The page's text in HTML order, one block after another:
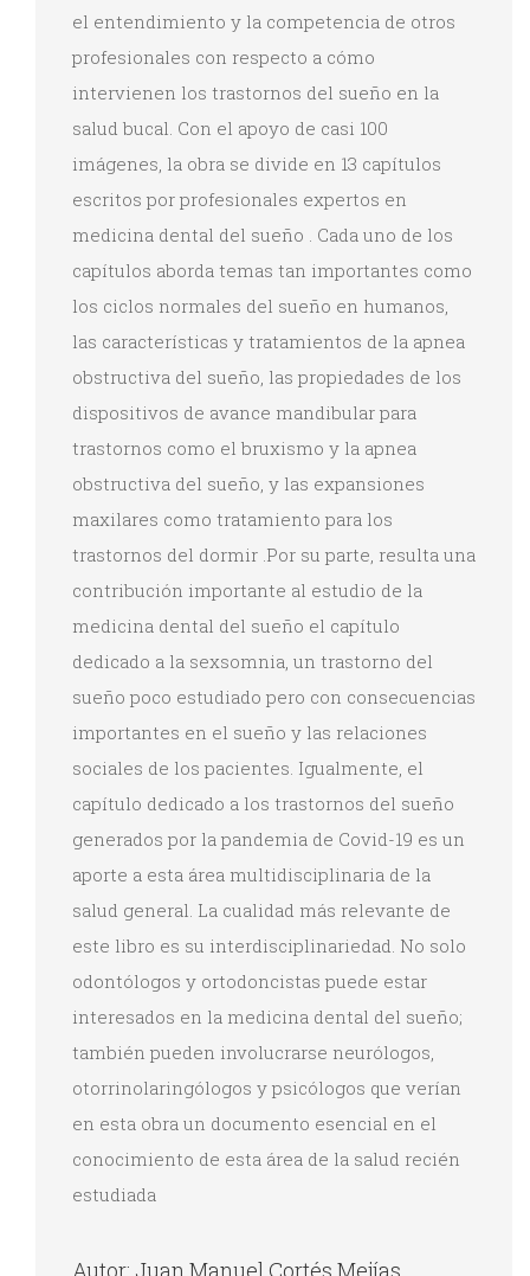
el entendimiento y la competencia de otros
profesionales con respecto a cómo
intervienen los trastornos del sueño en la
salud bucal. Con el apoyo de casi 100
imágenes, la obra se divide en 13 capítulos
escritos por profesionales expertos en
medicina dental del sueño . Cada uno de los
capítulos aborda temas tan importantes como
los ciclos normales del sueño en humanos,
las características y tratamientos de la apnea
obstructiva del sueño, las propiedades de los
dispositivos de avance mandibular para
trastornos como el bruxismo y la apnea
obstructiva del sueño, y las expansiones
maxilares como tratamiento para los
trastornos del dormir .Por su parte, resulta una
contribución importante al estudio de la
medicina dental del sueño el capítulo
dedicado a la sexsomnia, un trastorno del
sueño poco estudiado pero con consecuencias
importantes en el sueño y las relaciones
sociales de los pacientes. Igualmente, el
capítulo dedicado a los trastornos del sueño
generados por la pandemia de Covid-19 es un
aporte a esta área multidisciplinaria de la
salud general. La cualidad más relevante de
este libro es su interdisciplinariedad. No solo
odontólogos y ortodoncistas puede estar
interesados en la medicina dental del sueño;
también pueden involucrarse neurólogos,
otorrinolaringólogos y psicólogos que verían
en esta obra un documento esencial en el
conocimiento de esta área de la salud recién
estudiada